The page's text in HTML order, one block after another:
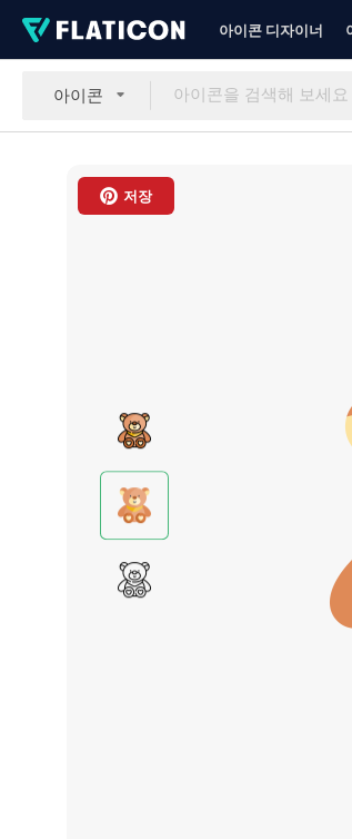
아이콘 디자이너
아이콘
저장